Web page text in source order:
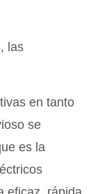
, las
en tanto
se
es la